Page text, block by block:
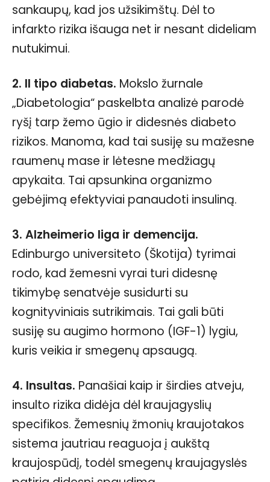
sankaupų, kad jos užsikimštų. Dėl to
infarkto rizika išauga net ir nesant dideliam
nutukimui.
2. II tipo diabetas. Mokslo žurnale
„Diabetologia“ paskelbta analizė parodė
ryšį tarp žemo ūgio ir didesnės diabeto
rizikos. Manoma, kad tai susiję su mažesne
raumenų mase ir lėtesne medžiagų
apykaita. Tai apsunkina organizmo
gebėjimą efektyviai panaudoti insuliną.
3. Alzheimerio liga ir demencija.
Edinburgo universiteto (Škotija) tyrimai
rodo, kad žemesni vyrai turi didesnę
tikimybę senatvėje susidurti su
kognityviniais sutrikimais. Tai gali būti
susiję su augimo hormono (IGF-1) lygiu,
kuris veikia ir smegenų apsaugą.
4. Insultas. Panašiai kaip ir širdies atveju,
insulto rizika didėja dėl kraujagyslių
specifikos. Žemesnių žmonių kraujotakos
sistema jautriau reaguoja į aukštą
kraujospūdį, todėl smegenų kraujagyslės